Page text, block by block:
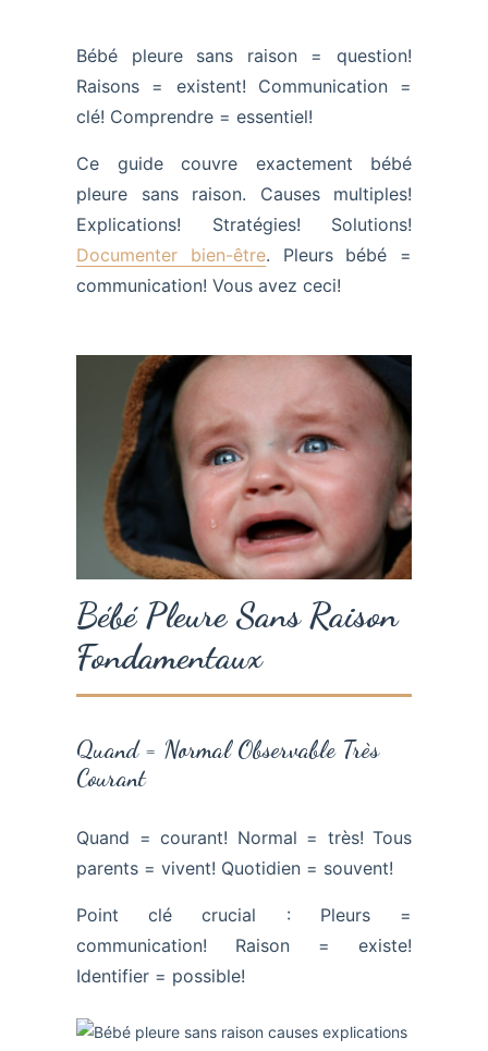
Bébé pleure sans raison = question!
Raisons = existent! Communication =
clé! Comprendre = essentiel!
Ce guide couvre exactement bébé
pleure sans raison. Causes multiples!
Explications! Stratégies! Solutions!
Documenter bien-être. Pleurs bébé =
communication! Vous avez ceci!
Bébé Pleure Sans Raison
Fondamentaux
Quand = Normal Observable Très
Courant
Quand = courant! Normal = très! Tous
parents = vivent! Quotidien = souvent!
Point clé crucial : Pleurs =
communication! Raison = existe!
Identifier = possible!